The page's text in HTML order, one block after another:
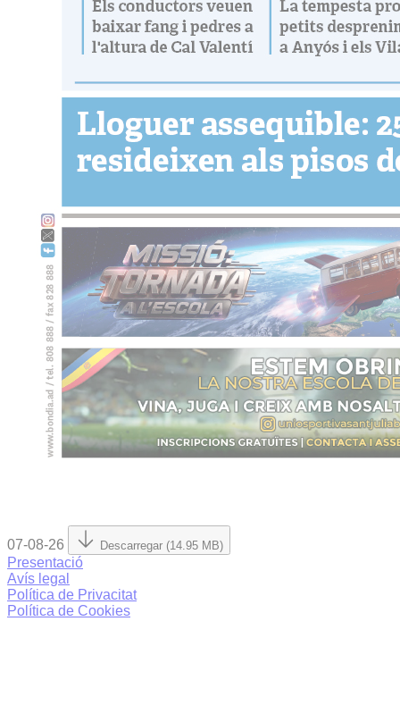
07-08-26 Descarregar (14.95 MB)
Presentació
Avís legal
Política de Privacitat
Política de Cookies